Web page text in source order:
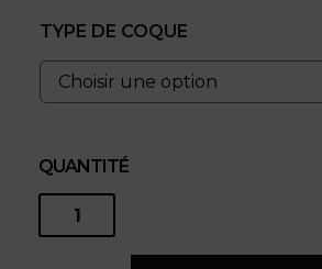
de
20,00€
à
TYPE DE COQUE
QUANTITÉ
quantité